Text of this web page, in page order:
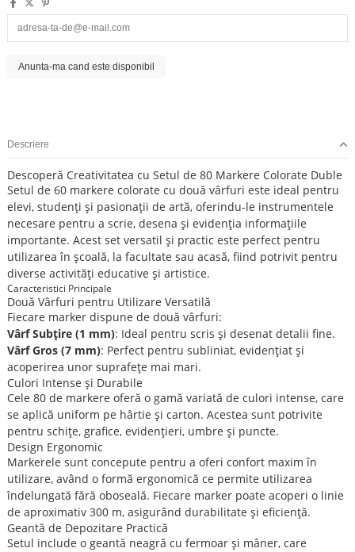
Descriere
Descoperă Creativitatea cu Setul de 80 Markere Colorate Duble
Setul de 60 markere colorate cu două vârfuri este ideal pentru
elevi, studenți și pasionații de artă, oferindu-le instrumentele
necesare pentru a scrie, desena și evidenția informațiile
importante. Acest set versatil și practic este perfect pentru
utilizarea în școală, la facultate sau acasă, fiind potrivit pentru
diverse activități educative și artistice.
Caracteristici Principale
Două Vârfuri pentru Utilizare Versatilă
Fiecare marker dispune de două vârfuri:
Vârf Subțire (1 mm): Ideal pentru scris și desenat detalii fine.
Vârf Gros (7 mm): Perfect pentru subliniat, evidențiat și
acoperirea unor suprafețe mai mari.
Culori Intense și Durabile
Cele 80 de markere oferă o gamă variată de culori intense, care
se aplică uniform pe hârtie și carton. Acestea sunt potrivite
pentru schițe, grafice, evidențieri, umbre și puncte.
Design Ergonomic
Markerele sunt concepute pentru a oferi confort maxim în
utilizare, având o formă ergonomică ce permite utilizarea
îndelungată fără oboseală. Fiecare marker poate acoperi o linie
de aproximativ 300 m, asigurând durabilitate și eficiență.
Geantă de Depozitare Practică
Setul include o geantă neagră cu fermoar și mâner, care